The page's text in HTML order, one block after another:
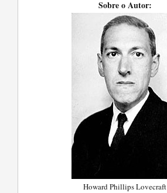
Sobre o Autor:
Howard Phillips Lovecraft